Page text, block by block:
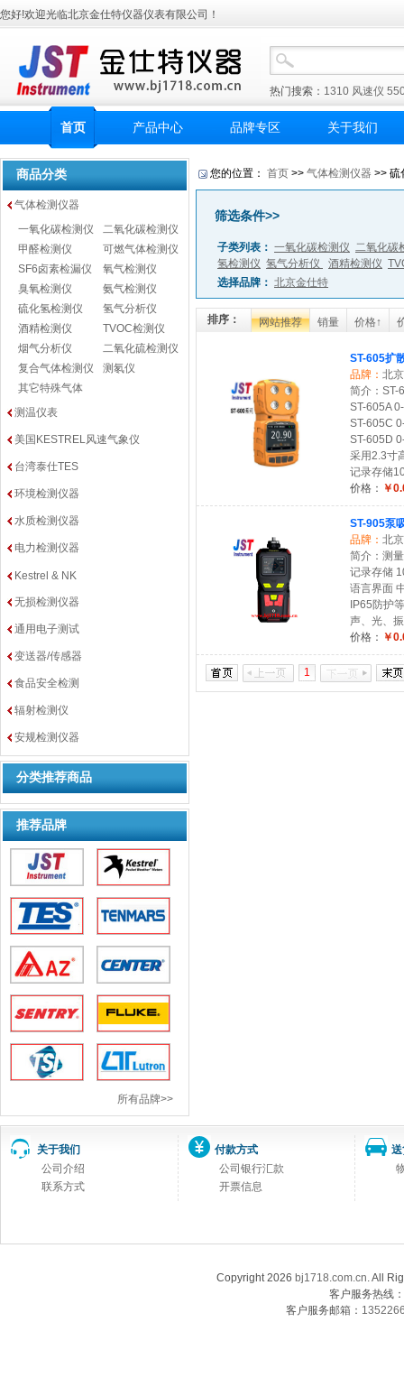
您好!欢迎光临北京金仕特仪器仪表有限公司！
热门搜索： 1310 风速仪
首页 产品中心 品牌专区 关于我们
商品分类
气体检测仪器
一氧化碳检测仪
二氧化碳检测仪
甲醛检测仪
可燃气体检测仪
SF6卤素检漏仪
氧气检测仪
臭氧检测仪
氨气检测仪
硫化氢检测仪
氢气分析仪
酒精检测仪
TVOC检测仪
烟气分析仪
二氧化硫检测仪
复合气体检测仪
测氡仪
其它特殊气体
测温仪表
美国KESTREL风速气象仪
台湾泰仕TES
环境检测仪器
水质检测仪器
电力检测仪器
Kestrel & NK
无损检测仪器
通用电子测试
变送器/传感器
食品安全检测
辐射检测仪
安规检测仪器
分类推荐商品
推荐品牌
所有品牌>>
您的位置： 首页 >> 气体检测仪器 >> 硫
筛选条件>>
子类列表： 一氧化碳检测仪 二氧化碳
氢检测仪 氢气分析仪 酒精检测仪
选择品牌： 北京金仕特
排序： 网站推荐 销量 价格↑
ST-605扩
品牌： 北
简介：ST-
ST-605A
ST-605C
ST-605D
采用2.3寸
记录存储
价格： ￥
ST-905泵
品牌： 北
简介：测
记录存储
语言界面
IP65防护
声、光、
价格： ￥
1
关于我们
公司介绍
联系方式
付款方式
公司银行汇款
开票信息
Copyright 2026 bj1718.com.cn. All
客户服务热线
客户服务邮箱：